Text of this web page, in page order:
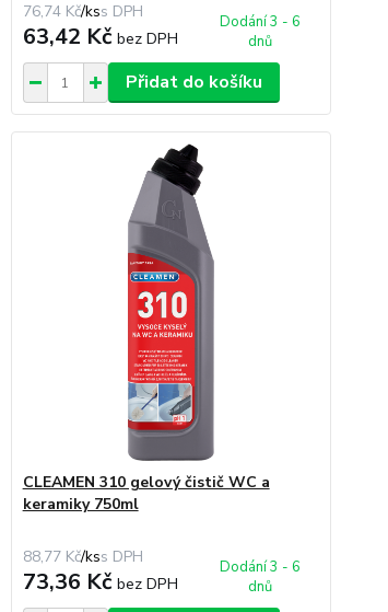
76,74 Kč/ks
63,42 Kč bez DPH
Dodání 3 - 6
dnů
Přidat do košíku
CLEAMEN 310 gelový čistič WC a
keramiky 750ml
88,77 Kč/ks
73,36 Kč bez DPH
Dodání 3 - 6
dnů